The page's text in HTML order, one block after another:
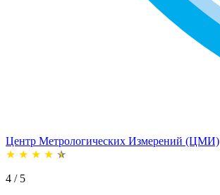
Центр Метрологических Измерений (ЦМИ)
★ ★ ★ ★ ★
4 / 5